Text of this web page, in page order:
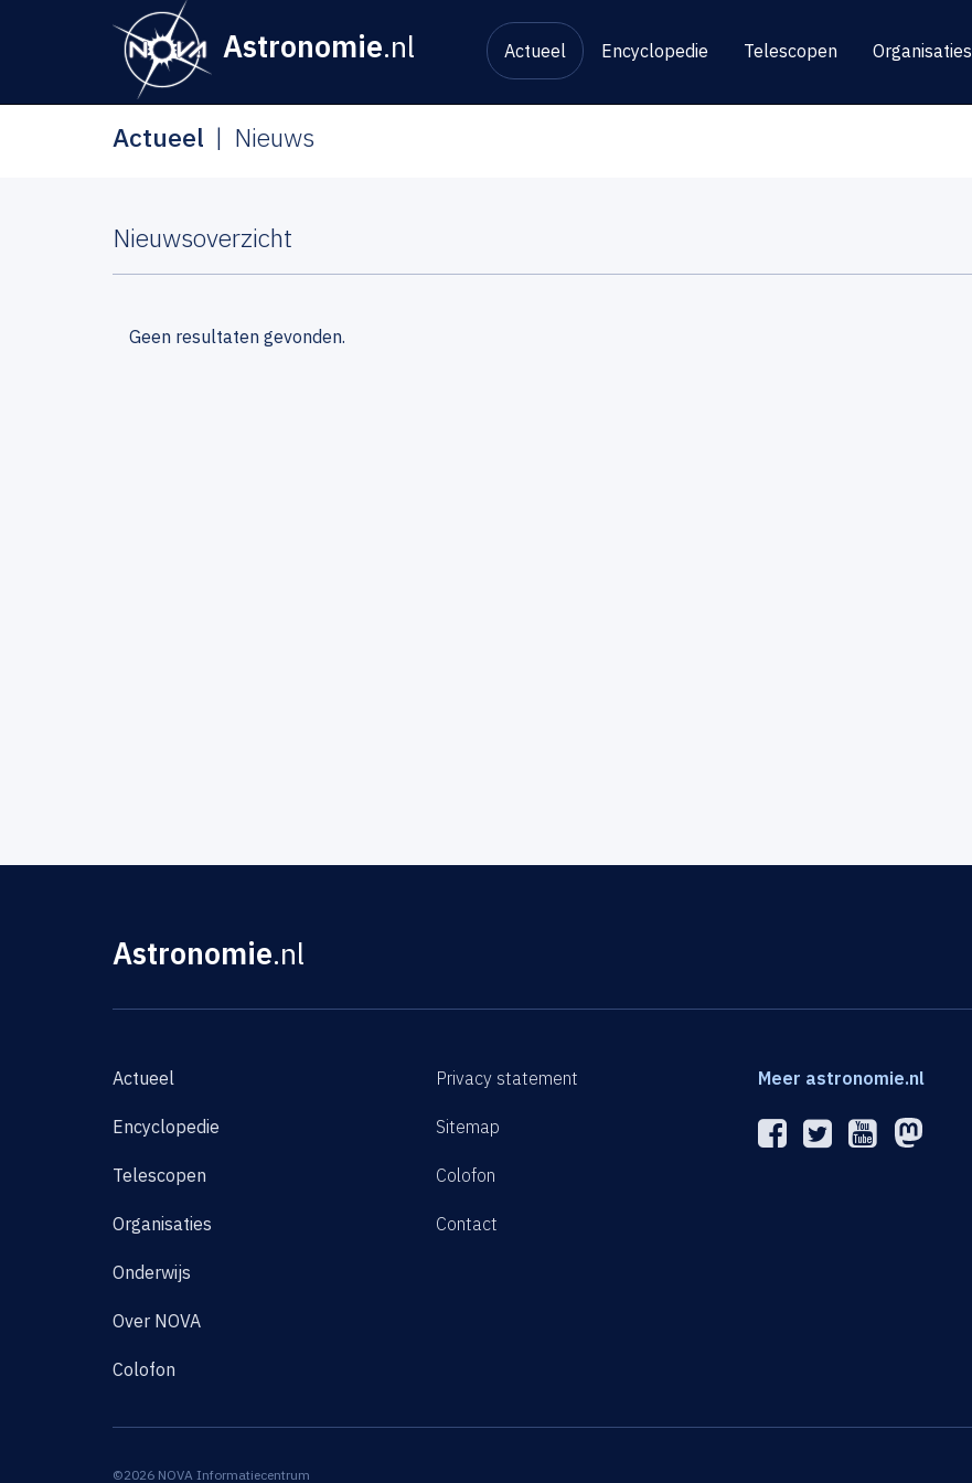
Astronomie.nl Actueel Encyclopedie Telescopen Organisaties
Actueel Nieuws
Nieuwsoverzicht
Geen resultaten gevonden.
Astronomie.nl
Actueel
Encyclopedie
Telescopen
Organisaties
Onderwijs
Over NOVA
Colofon
Privacy statement
Sitemap
Colofon
Contact
Meer astronomie.nl
©2026 NOVA Informatiecentrum